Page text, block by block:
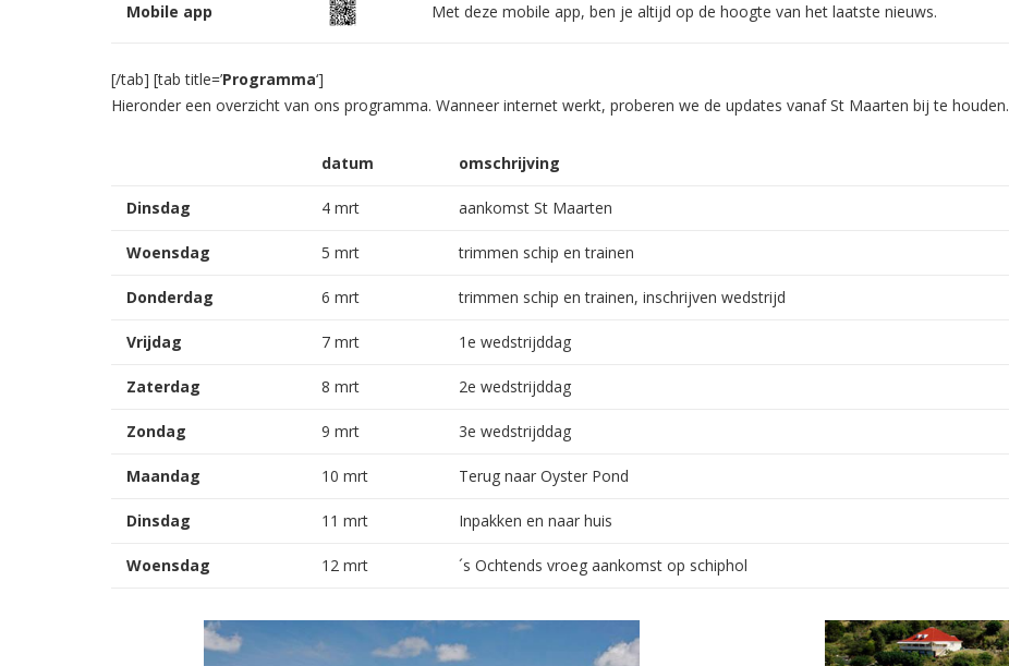
Mobile app Met deze mobile app, ben je altijd op de hoogte van het laatste nieuws.
[/tab] [tab title=’Programma‘]
Hieronder een overzicht van ons programma. Wanneer internet werkt, proberen we de updates vanaf St Maarten bij te houden.
datum omschrijving
Dinsdag 4 mrt aankomst St Maarten
Woensdag 5 mrt trimmen schip en trainen
Donderdag 6 mrt trimmen schip en trainen, inschrijven wedstrijd
Vrijdag 7 mrt 1e wedstrijddag
Zaterdag 8 mrt 2e wedstrijddag
Zondag 9 mrt 3e wedstrijddag
Maandag 10 mrt Terug naar Oyster Pond
Dinsdag 11 mrt Inpakken en naar huis
Woensdag 12 mrt ´s Ochtends vroeg aankomst op schiphol